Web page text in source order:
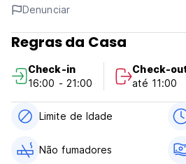
Uma loja de conveniência fica a 3
pousada.
Os hóspedes que chegam depois
informar a propriedade com
reserva.
Ao efetuar o check-in, damos-lhe a
código PIN da porta. Assim, pode
altura. No entanto, desligamos as
às 21:00 por razões de segurança.
em silêncio depois disso. (Auto-
language)
Denunciar
Regras da Casa
Check-in
16:00 - 21:00
Check-
até 11:00
Limite de Idade
Não fumadores